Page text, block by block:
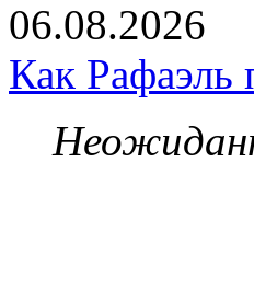
06.08.2026
Как Рафаэль